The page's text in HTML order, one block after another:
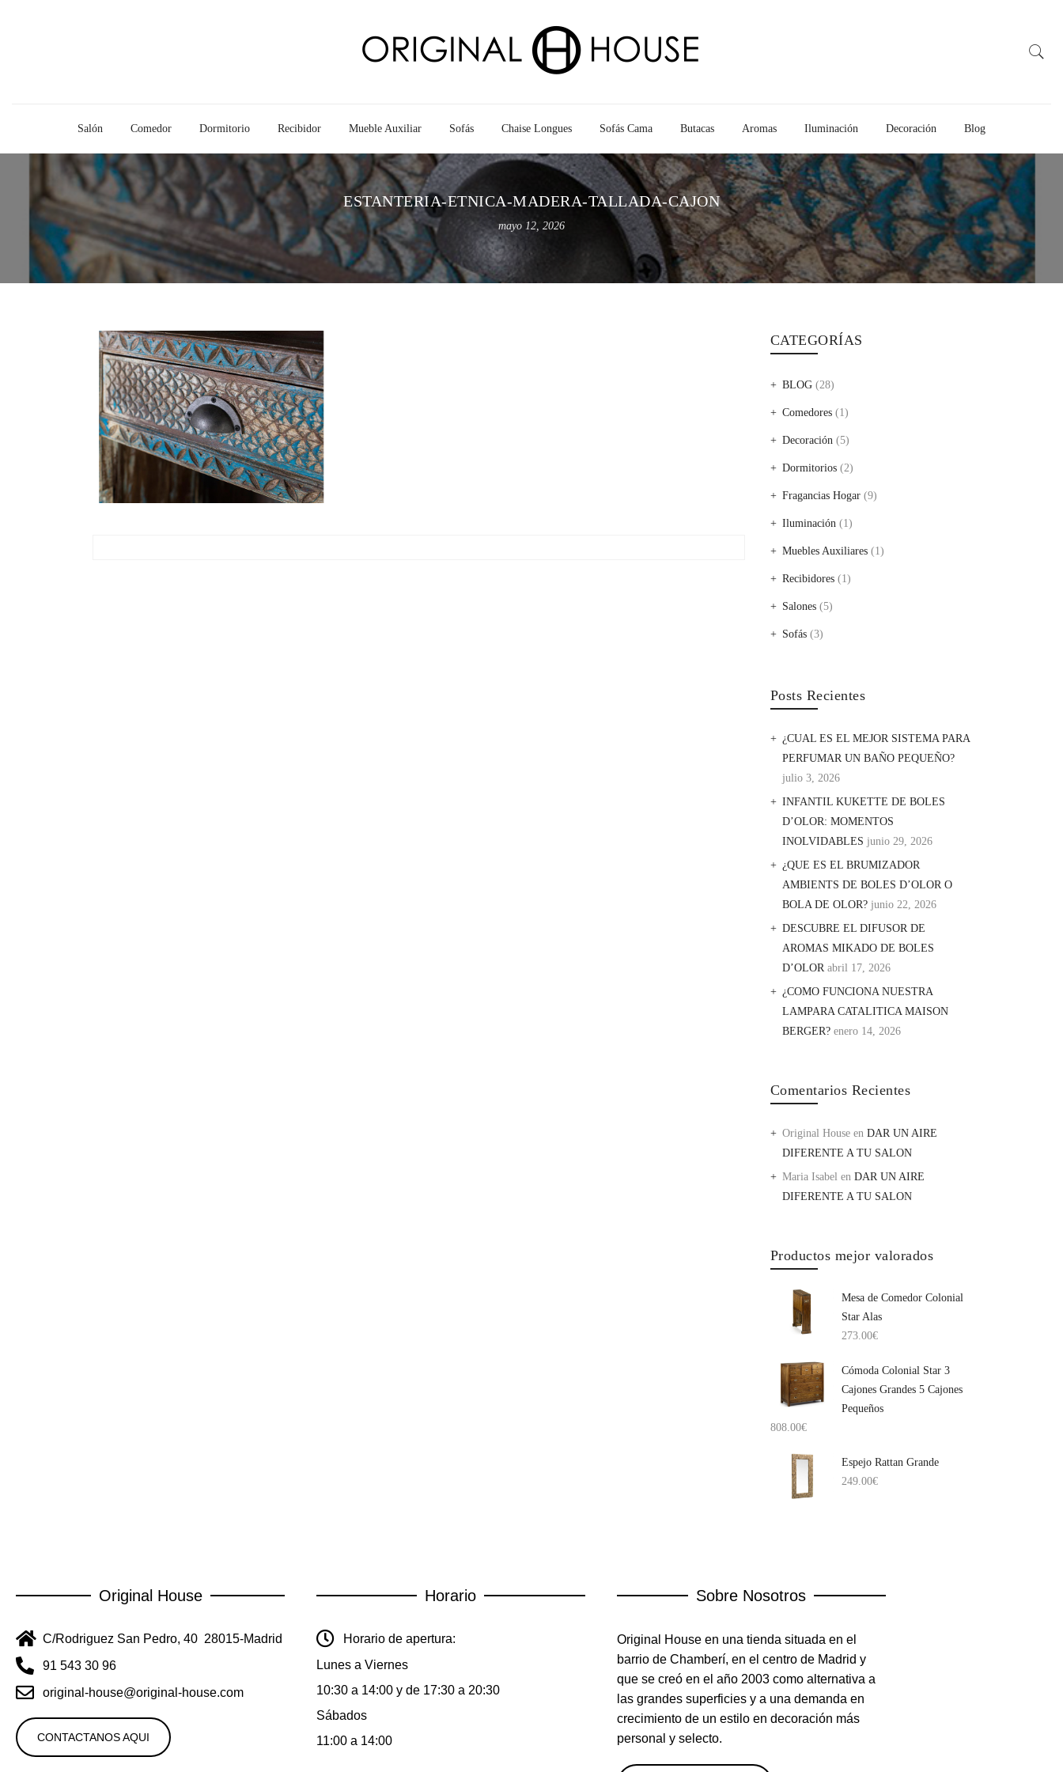
Salón Comedor Dormitorio Recibidor Mueble Auxiliar Sofás Chaise Longues Sofás Cama Butacas Aromas Iluminación Decoración Blog
ESTANTERIA-ETNICA-MADERA-TALLADA-CAJON
mayo 12, 2026
CATEGORÍAS
BLOG(28)
Comedores(1)
Decoración(5)
Dormitorios(2)
Fragancias Hogar(9)
Iluminación(1)
Muebles Auxiliares(1)
Recibidores(1)
Salones(5)
Sofás(3)
Posts Recientes
¿CUAL ES EL MEJOR SISTEMA PARA
PERFUMAR UN BAÑO PEQUEÑO?
julio 3, 2026
INFANTIL KUKETTE DE BOLES
D’OLOR: MOMENTOS
INOLVIDABLES junio 29, 2026
¿QUE ES EL BRUMIZADOR
AMBIENTS DE BOLES D’OLOR O
BOLA DE OLOR? junio 22, 2026
DESCUBRE EL DIFUSOR DE
AROMAS MIKADO DE BOLES
D’OLOR abril 17, 2026
¿COMO FUNCIONA NUESTRA
LAMPARA CATALITICA MAISON
BERGER? enero 14, 2026
Comentarios Recientes
Original Houseen DAR UN AIRE
DIFERENTE A TU SALON
Maria Isabelen DAR UN AIRE
DIFERENTE A TU SALON
Productos mejor valorados
Mesa de Comedor Colonial
Star Alas
273.00€
Cómoda Colonial Star 3
Cajones Grandes 5 Cajones
Pequeños
808.00€
Espejo Rattan Grande
249.00€
Original House
C/Rodriguez San Pedro, 40 28015-Madrid
91 543 30 96
original-house@original-house.com
CONTACTANOS AQUI
Horario
Horario de apertura:
Lunes a Viernes
10:30 a 14:00 y de 17:30 a 20:30
Sábados
11:00 a 14:00
Sobre Nosotros
Original House en una tienda situada en el
barrio de Chamberí, en el centro de Madrid y
que se creó en el año 2003 como alternativa a
las grandes superficies y a una demanda en
crecimiento de un estilo en decoración más
personal y selecto.